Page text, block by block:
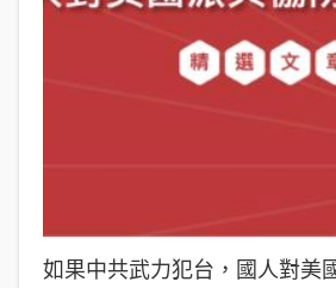
如果中共武力犯台，國人對美